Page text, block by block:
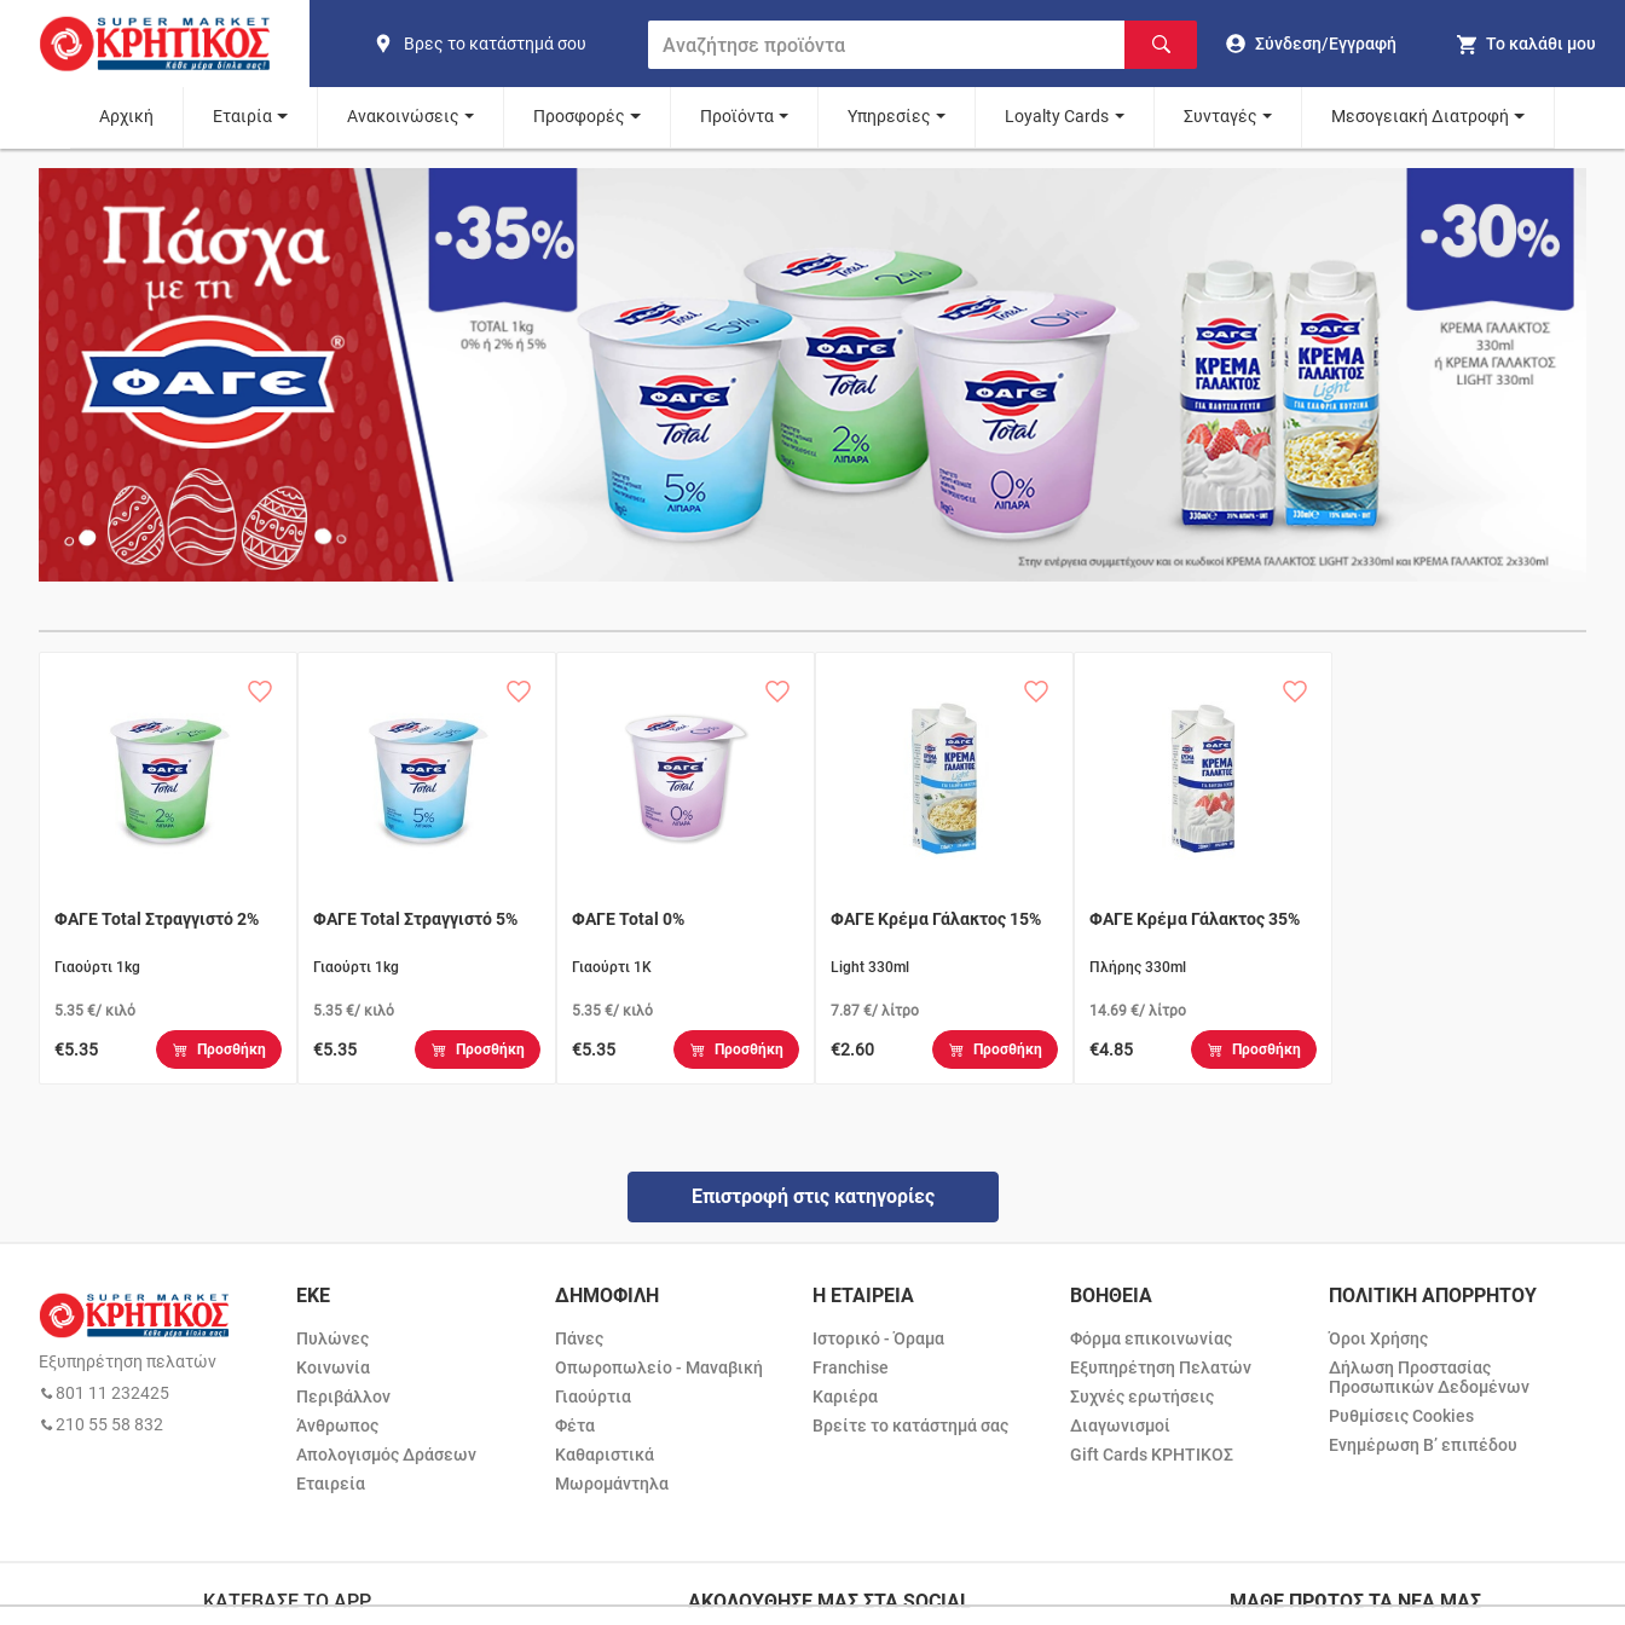
Βρες το κατάστημά σου Σύνδεση/Εγγραφή Το καλάθι μου
Αρχική Εταιρία Ανακοινώσεις Προσφορές Προϊόντα Υπηρεσίες Loyalty Cards Συνταγές Μεσογειακή Διατροφή
ΦΑΓΕ Total Στραγγιστό 2%
Γιαούρτι 1kg
5.35 €/ κιλό
€5.35 Προσθήκη
ΦΑΓΕ Total Στραγγιστό 5%
Γιαούρτι 1kg
5.35 €/ κιλό
€5.35 Προσθήκη
ΦΑΓΕ Total 0%
Γιαούρτι 1K
5.35 €/ κιλό
€5.35 Προσθήκη
ΦΑΓΕ Κρέμα Γάλακτος 15%
Light 330ml
7.87 €/ λίτρο
€2.60 Προσθήκη
ΦΑΓΕ Κρέμα Γάλακτος 35%
Πλήρης 330ml
14.69 €/ λίτρο
€4.85 Προσθήκη
Επιστροφή στις κατηγορίες
Εξυπηρέτηση πελατών
801 11 232425
210 55 58 832
ΕΚΕ
Πυλώνες
Κοινωνία
Περιβάλλον
Άνθρωπος
Απολογισμός Δράσεων
Εταιρεία
ΔΗΜΟΦΙΛΗ
Πάνες
Οπωροπωλείο - Μαναβική
Γιαούρτια
Φέτα
Καθαριστικά
Μωρομάντηλα
Η ΕΤΑΙΡΕΙΑ
Ιστορικό - Όραμα
Franchise
Καριέρα
Βρείτε το κατάστημά σας
ΒΟΗΘΕΙΑ
Φόρμα επικοινωνίας
Εξυπηρέτηση Πελατών
Συχνές ερωτήσεις
Διαγωνισμοί
Gift Cards ΚΡΗΤΙΚΟΣ
ΠΟΛΙΤΙΚΗ ΑΠΟΡΡΗΤΟΥ
Όροι Χρήσης
Δήλωση Προστασίας
Προσωπικών Δεδομένων
Ρυθμίσεις Cookies
Ενημέρωση Β’ επιπέδου
ΚΑΤΕΒΑΣΕ ΤΟ APP ΑΚΟΛΟΥΘΗΣΕ ΜΑΣ ΣΤΑ SOCIAL ΜΑΘΕ ΠΡΩΤΟΣ ΤΑ ΝΕΑ ΜΑΣ